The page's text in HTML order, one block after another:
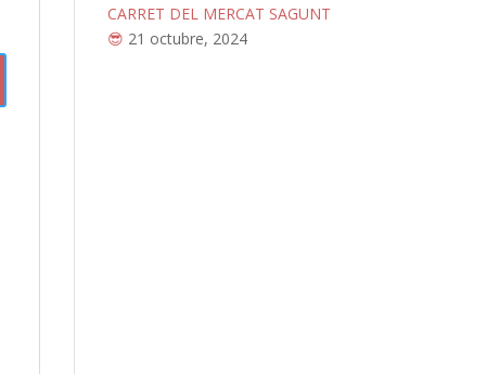
CARRET DEL MERCAT SAGUNT
😎 21 octubre, 2024